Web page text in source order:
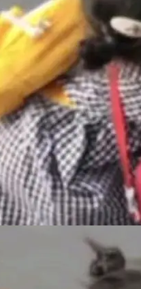
show_
Pri
运行代
要的是 Iso
在于启动
的任务可能
冷启动到
上法庭，指
苹果的诉
东家挖
发律师
一篇博
this wro
聊天记
律师 Gabr
下午 5:53
了封邮
调查前苹
办公
架HUAWE
即可使
提的是，
P
能——你写
一句话让
馨提示：
M
设置 > 搜
此纪
天正式发
代音视频
个特殊之
个名字，
）。 对于
并不陌
显示，AI
报》报道